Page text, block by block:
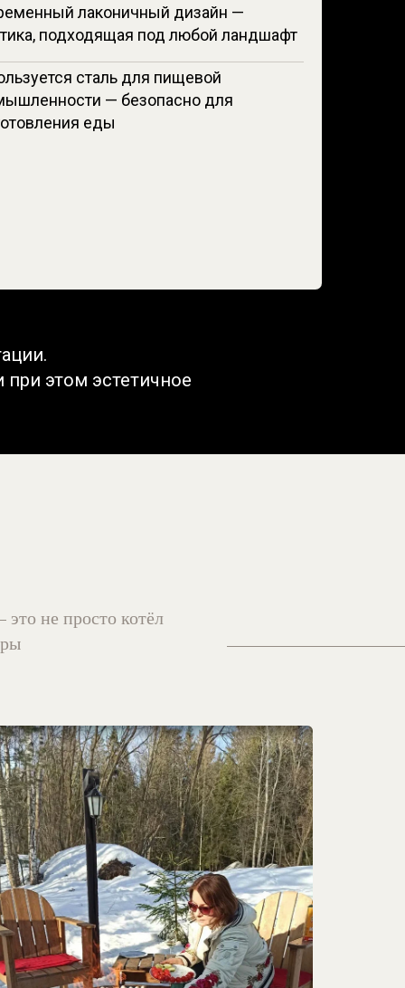
лаконичный дизайн —
подходящая под любой ландшафт
сталь для пищевой
— безопасно для
еды
этом эстетичное
не просто котёл